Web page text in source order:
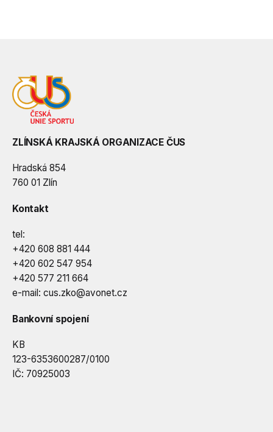
ZLÍNSKÁ KRAJSKÁ ORGANIZACE ČUS
Hradská 854
760 01 Zlín
Kontakt
tel:
+420 608 881 444
+420 602 547 954
+420 577 211 664
e-mail: cus.zko@avonet.cz
Bankovní spojení
KB
123-6353600287/0100
IČ: 70925003